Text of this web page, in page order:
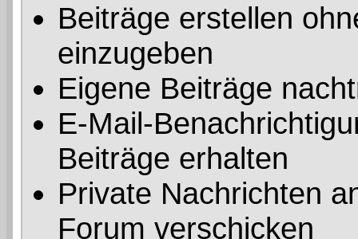
Beiträge erstellen
einzugeben
Eigene Beiträge
E-Mail-
Beiträge erhalten
Private Nachrichten
Forum verschicken